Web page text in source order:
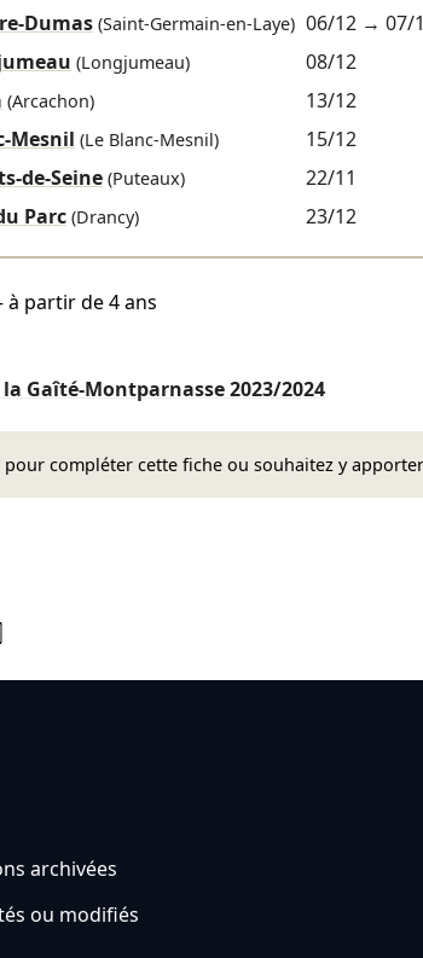
Dumas(Saint-Germain-en-Laye) 06/12→ 07/
(Longjumeau) 08/12
(Arcachon) 13/12
Mesnil (Le Blanc-Mesnil) 15/12
de-Seine(Puteaux) 22/11
Parc(Drancy) 23/12
à partir de 4 ans
la Gaîté-Montparnasse2023/2024
compléter cette fiche ou souhaitez y
Mastodon
sur Bluesky
sur Facebook
archivées
ou modifiés